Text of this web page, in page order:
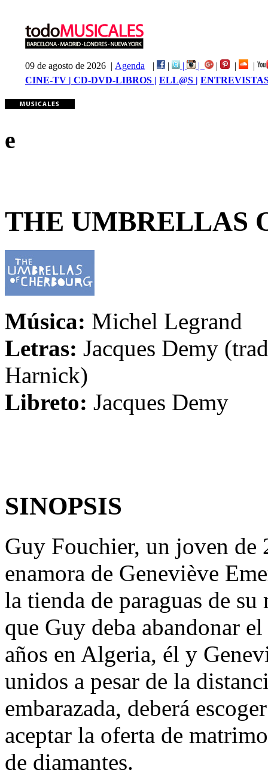
09 de agosto de 2026 | Agenda | | | | | |
|
CINE-TV | CD-DVD-LIBROS | ELL@S |
e
THE UMBRELLAS
Música: Michel Legrand
Letras: Jacques Demy
Harnick)
Libreto: Jacques Demy
SINOPSIS
Guy Fouchier, un joven de
enamora de Geneviève
la tienda de paraguas de
que Guy deba abandonar
años en Algeria, él y
unidos a pesar de la
embarazada, deberá
aceptar la oferta de
de diamantes.